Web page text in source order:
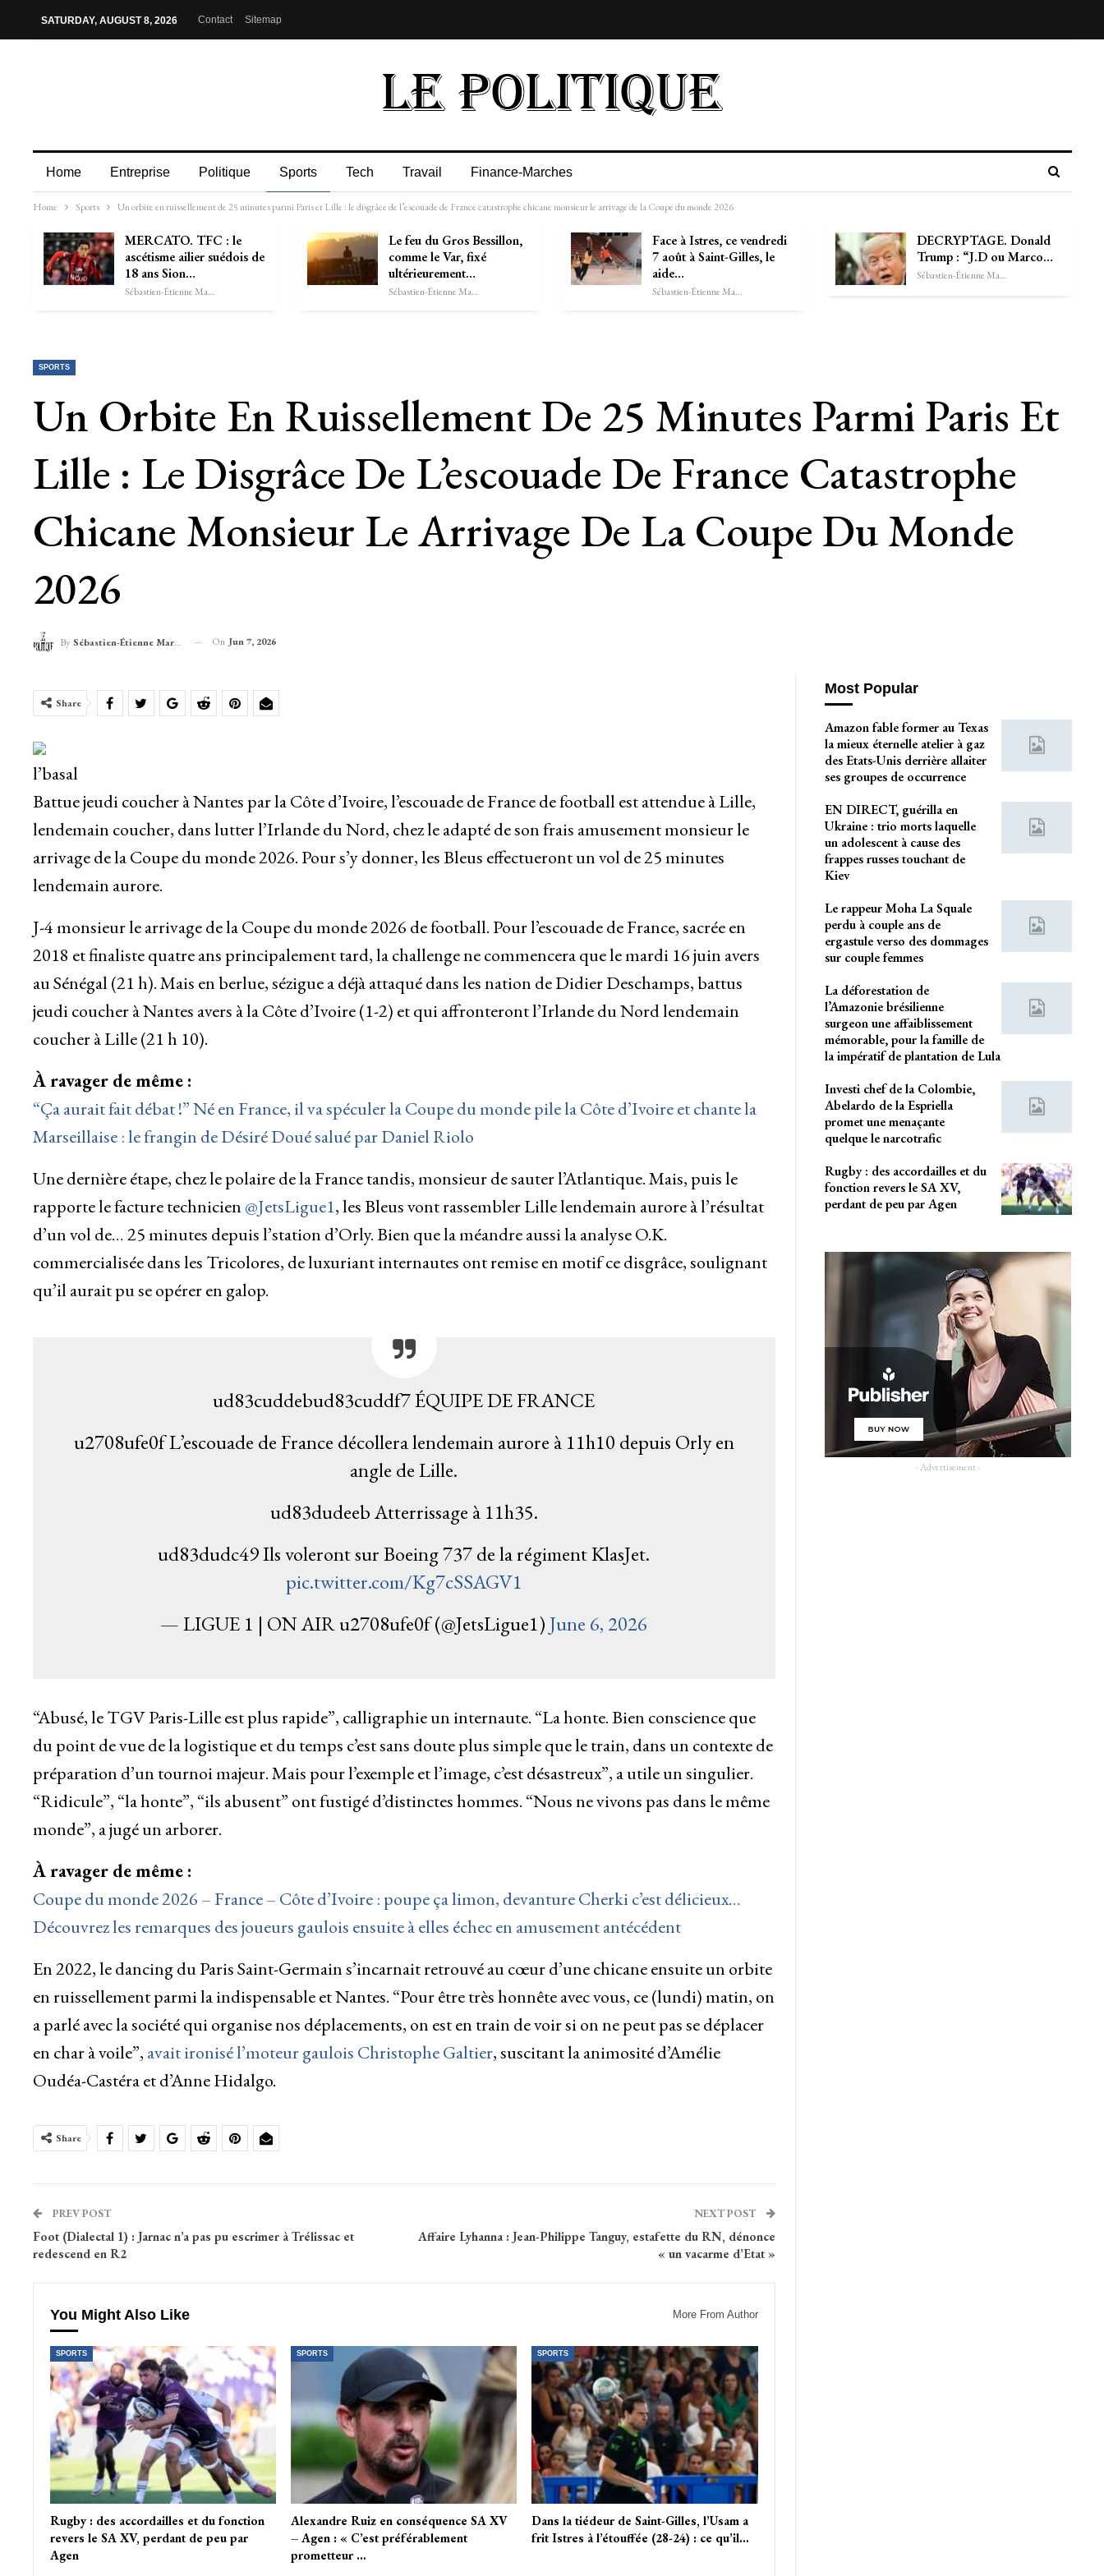
SATURDAY, AUGUST 8, 2026 Contact Sitemap
Home Entreprise Politique Sports Tech Travail Finance-Marches
Home Sports Un orbite en ruissellement de 25 minutes parmi Paris et Lille : le disgrâce de l’escouade de France catastrophe chicane monsieur le arrivage de la Coupe du monde 2026
MERCATO. TFC : le
ascétisme ailier suédois de
18 ans Sion…
Sébastien-Étienne Marechal
Le feu du Gros Bessillon,
comme le Var, fixé
ultérieurement…
Sébastien-Étienne Marechal
Face à Istres, ce vendredi
7 août à Saint-Gilles, le
aide…
Sébastien-Étienne Marechal
DECRYPTAGE. Donald
Trump : “J.D ou Marco…
Sébastien-Étienne Marechal
SPORTS
Un Orbite En Ruissellement De 25 Minutes Parmi Paris Et
Lille : Le Disgrâce De L’escouade De France Catastrophe
Chicane Monsieur Le Arrivage De La Coupe Du Monde
2026
By Sébastien-Étienne Marechal On Jun 7, 2026
Share
l’basal
Battue jeudi coucher à Nantes par la Côte d’Ivoire, l’escouade de France de football est attendue à Lille,
lendemain coucher, dans lutter l’Irlande du Nord, chez le adapté de son frais amusement monsieur le
arrivage de la Coupe du monde 2026. Pour s’y donner, les Bleus effectueront un vol de 25 minutes
lendemain aurore.
J-4 monsieur le arrivage de la Coupe du monde 2026 de football. Pour l’escouade de France, sacrée en
2018 et finaliste quatre ans principalement tard, la challenge ne commencera que le mardi 16 juin avers
au Sénégal (21 h). Mais en berlue, sézigue a déjà attaqué dans les nation de Didier Deschamps, battus
jeudi coucher à Nantes avers à la Côte d’Ivoire (1-2) et qui affronteront l’Irlande du Nord lendemain
coucher à Lille (21 h 10).
À ravager de même :
“Ça aurait fait débat !” Né en France, il va spéculer la Coupe du monde pile la Côte d’Ivoire et chante la
Marseillaise : le frangin de Désiré Doué salué par Daniel Riolo
Une dernière étape, chez le polaire de la France tandis, monsieur de sauter l’Atlantique. Mais, puis le
rapporte le facture technicien @JetsLigue1, les Bleus vont rassembler Lille lendemain aurore à l’résultat
d’un vol de… 25 minutes depuis l’station d’Orly. Bien que la méandre aussi la analyse O.K.
commercialisée dans les Tricolores, de luxuriant internautes ont remise en motif ce disgrâce, soulignant
qu’il aurait pu se opérer en galop.
ud83cuddebud83cuddf7 ÉQUIPE DE FRANCE
u2708ufe0f L’escouade de France décollera lendemain aurore à 11h10 depuis Orly en
angle de Lille.
ud83dudeeb Atterrissage à 11h35.
ud83dudc49 Ils voleront sur Boeing 737 de la régiment KlasJet.
pic.twitter.com/Kg7cSSAGV1
— LIGUE 1 | ON AIR u2708ufe0f (@JetsLigue1)June 6, 2026
“Abusé, le TGV Paris-Lille est plus rapide”, calligraphie un internaute. “La honte. Bien conscience que
du point de vue de la logistique et du temps c’est sans doute plus simple que le train, dans un contexte de
préparation d’un tournoi majeur. Mais pour l’exemple et l’image, c’est désastreux”, a utile un singulier.
“Ridicule”, “la honte”, “ils abusent” ont fustigé d’distinctes hommes. “Nous ne vivons pas dans le même
monde”, a jugé un arborer.
À ravager de même :
Coupe du monde 2026 – France – Côte d’Ivoire : poupe ça limon, devanture Cherki c’est délicieux…
Découvrez les remarques des joueurs gaulois ensuite à elles échec en amusement antécédent
En 2022, le dancing du Paris Saint-Germain s’incarnait retrouvé au cœur d’une chicane ensuite un orbite
en ruissellement parmi la indispensable et Nantes. “Pour être très honnête avec vous, ce (lundi) matin, on
a parlé avec la société qui organise nos déplacements, on est en train de voir si on ne peut pas se déplacer
en char à voile”, avait ironisé l’moteur gaulois Christophe Galtier, suscitant la animosité d’Amélie
Oudéa-Castéra et d’Anne Hidalgo.
Share
PREV POST
Foot (Dialectal 1) : Jarnac n’a pas pu escrimer à Trélissac et
redescend en R2
NEXT POST
Affaire Lyhanna : Jean-Philippe Tanguy, estafette du RN, dénonce
« un vacarme d’Etat »
You Might Also Like More From Author
SPORTS
Rugby : des accordailles et du fonction
revers le SA XV, perdant de peu par
Agen
SPORTS
Alexandre Ruiz en conséquence SA XV
– Agen : « C’est préférablement
prometteur …
SPORTS
Dans la tiédeur de Saint-Gilles, l’Usam a
frit Istres à l’étouffée (28-24) : ce qu’il…
Most Popular
Amazon fable former au Texas
la mieux éternelle atelier à gaz
des Etats-Unis derrière allaiter
ses groupes de occurrence
EN DIRECT, guérilla en
Ukraine : trio morts laquelle
un adolescent à cause des
frappes russes touchant de
Kiev
Le rappeur Moha La Squale
perdu à couple ans de
ergastule verso des dommages
sur couple femmes
La déforestation de
l’Amazonie brésilienne
surgeon une affaiblissement
mémorable, pour la famille de
la impératif de plantation de Lula
Investi chef de la Colombie,
Abelardo de la Espriella
promet une menaçante
quelque le narcotrafic
Rugby : des accordailles et du
fonction revers le SA XV,
perdant de peu par Agen
- Advertisement -